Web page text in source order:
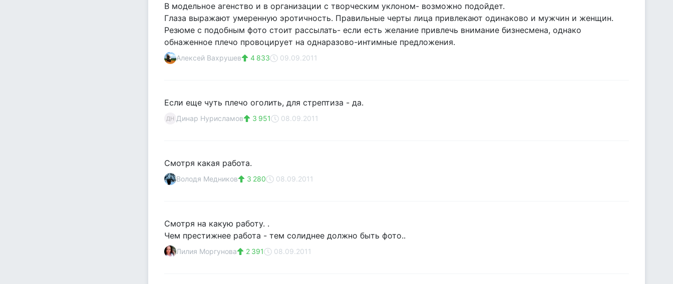
В модельное агенство и в организации с творческим уклоном- возможно подойдет.
Глаза выражают умеренную эротичность. Правильные черты лица привлекают одинаково и мужчин и женщин.
Резюме с подобным фото стоит рассылать- если есть желание привлечь внимание бизнесмена, однако
обнаженное плечо провоцирует на однаразово-интимные предложения.
Алексей Вахрушев 4 833 09.09.2011
Если еще чуть плечо оголить, для стрептиза - да.
ДН Динар Нурисламов 3 951 08.09.2011
Смотря какая работа.
Володя Медников 3 280 08.09.2011
Смотря на какую работу. .
Чем престижнее работа - тем солиднее должно быть фото..
Лилия Моргунова 2 391 08.09.2011